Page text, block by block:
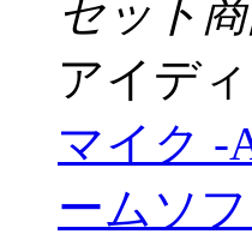
セット
アイデ
マイク -
ームソ